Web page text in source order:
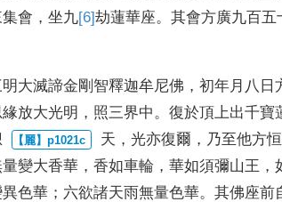
集會 ， 坐九[6]劫蓮華座。 其會方廣九百五
大滅諦金剛 智釋迦牟尼佛 ， 初年月八日
緣放大光明 ， 照三界中 。 復於頂上出千寶
天 ，光亦復爾 ， 乃至他方
變大香華 ， 香如車輪 ， 華如須彌山王 ，
色華 ； 六欲諸天雨無量色華。 其佛座前